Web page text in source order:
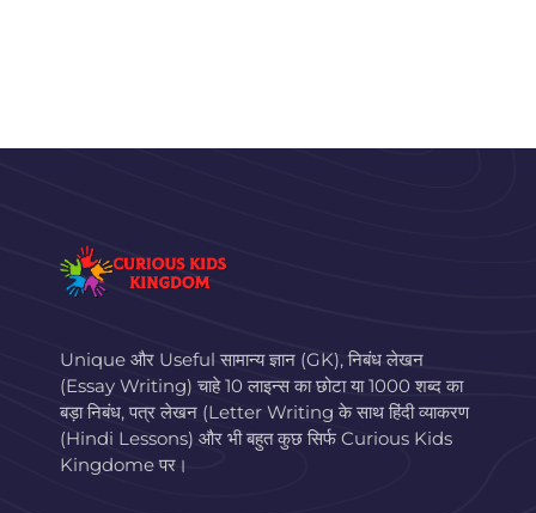
Unique और Useful सामान्य ज्ञान (GK), निबंध लेखन
(Essay Writing) चाहे 10 लाइन्स का छोटा या 1000 शब्द का
बड़ा निबंध, पत्र लेखन (Letter Writing के साथ हिंदी व्याकरण
(Hindi Lessons) और भी बहुत कुछ सिर्फ Curious Kids
Kingdome पर।